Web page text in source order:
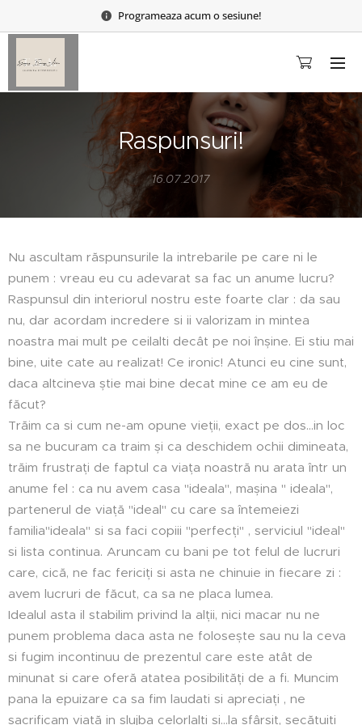
Programeaza acum o sesiune!
Raspunsuri!
16.07.2017
Nu ascultam răspunsurile la intrebarile pe care ni le
punem : vreau eu cu adevarat sa fac un anume lucru?
Raspunsul din interiorul nostru este foarte clar : da sau
nu, dar acordam incredere si ii valorizam in mintea
noastra mai mult pe ceilalti decât pe noi înșine. Ei stiu mai
bine, uite cate au realizat! Ce ironic! Atunci eu cine sunt,
daca altcineva știe mai bine decat mine ce am eu de
făcut?
Trăim ca si cum ne-am opune vieții, exact pe dos...in loc
sa ne bucuram ca traim și ca deschidem ochii dimineata,
trăim frustrați de faptul ca viața noastră nu arata într un
anume fel : ca nu avem casa "ideala", mașina " ideala",
partenerul de viață "ideal" cu care sa întemeiezi
familia"ideala" si sa faci copiii "perfecți" , serviciul "ideal"
si lista continua. Aruncam cu bani pe tot felul de lucruri
care, cică, ne fac fericiți si asta ne chinuie in fiecare zi :
avem lucruri de făcut, ca sa ne placa lumea.
Idealul asta il stabilim privind la alții, nici macar nu ne
punem problema daca asta ne folosește sau nu la ceva
si fugim incontinuu de prezentul care este atât de
minunat si care oferă atatea posibilități de a fi. Muncim
pana la epuizare ca sa fim laudati si apreciați , ne
sacrificam viață in slujba celorlalți si...la sfârșit, secătuiți